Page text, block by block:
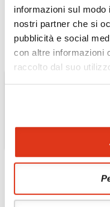
informazioni sul
nostri partner che si
pubblicità e social
con altre informazioni
raccolto dal suo
Scopri il Tour »
Musandam:
d'Arabia Tour